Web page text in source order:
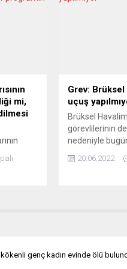
bölgedeki
mi,
rejimi
Grev: Brüksel
uçuş
Brüksel
görevlilerinin
nedeniyle
Belçika’daki
20.06.2022
genç kadın evinde ölü